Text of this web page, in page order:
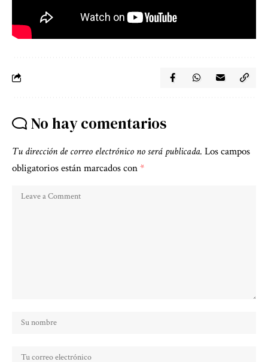
No hay comentarios
Tu dirección de correo electrónico no será publicada. Los campos
obligatorios están marcados con*